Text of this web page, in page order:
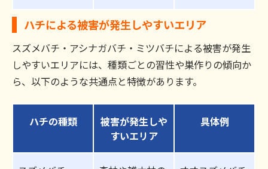
ハチによる被害が発生しやすいエリア
スズメバチ・アシナガバチ・ミツバチによる被害が発生
しやすいエリアには、種類ごとの習性や巣作りの傾向か
ら、以下のような共通点と特徴があります。
ハチの種類
被害が発生しや
すいエリア
具体例